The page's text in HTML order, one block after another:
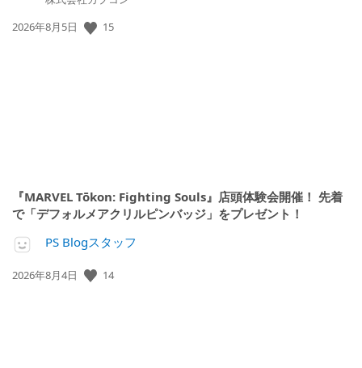
公
2026年8月5日 15
『MARVEL Tōkon: Fighting Souls』店頭体験会開催！ 先着
で「デフォルメアクリルピンバッジ」をプレゼント！
PS Blogスタッフ
公
2026年8月4日 14